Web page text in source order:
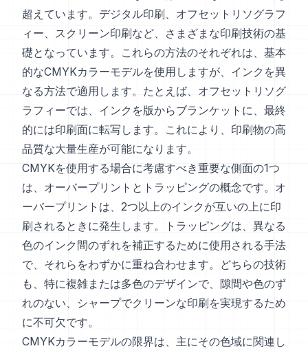
超えています。デジタル印刷、オフセットリソグラフ
ィー、スクリーン印刷など、さまざまな印刷技術の基
礎となっています。これらの方法のそれぞれは、基本
的なCMYKカラーモデルを使用しますが、インクを異
なる方法で適用します。たとえば、オフセットリソグ
ラフィーでは、インクを版からブランケットに、最終
的には印刷面に転写します。これにより、印刷物の高
品質な大量生産が可能になります。
CMYKを使用する場合に考慮すべき重要な側面の1つ
は、オーバープリントとトラッピングの概念です。オ
ーバープリントは、2つ以上のインクが互いの上に印
刷されるときに発生します。トラッピングは、異なる
色のインク間のずれを補正するために使用される手法
で、それらをわずかに重ね合わせます。どちらの技術
も、特に複雑または多色のデザインで、隙間や色のず
れのない、シャープでクリーンな印刷を実現するため
に不可欠です。
CMYKカラーモデルの限界は、主にその色域に関連し